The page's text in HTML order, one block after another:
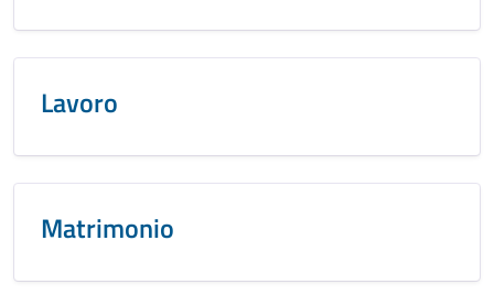
Lavoro
Matrimonio